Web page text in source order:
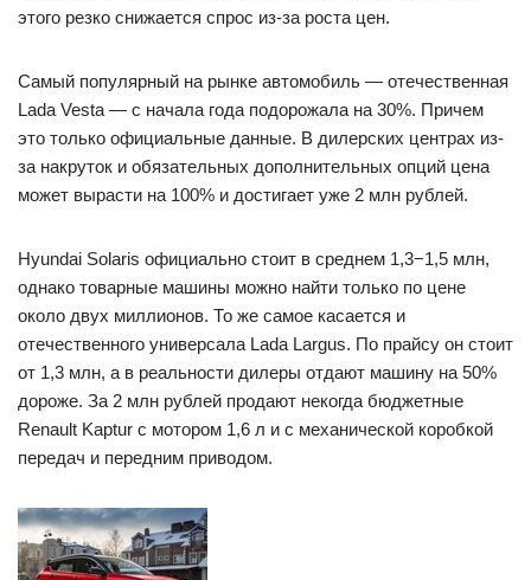
этого резко снижается спрос из-за роста цен.
Самый популярный на рынке автомобиль — отечественная
Lada Vesta — с начала года подорожала на 30%. Причем
это только официальные данные. В дилерских центрах из-
за накруток и обязательных дополнительных опций цена
может вырасти на 100% и достигает уже 2 млн рублей.
Hyundai Solaris официально стоит в среднем 1,3−1,5 млн,
однако товарные машины можно найти только по цене
около двух миллионов. То же самое касается и
отечественного универсала Lada Largus. По прайсу он стоит
от 1,3 млн, а в реальности дилеры отдают машину на 50%
дороже. За 2 млн рублей продают некогда бюджетные
Renault Kaptur c мотором 1,6 л и с механической коробкой
передач и передним приводом.